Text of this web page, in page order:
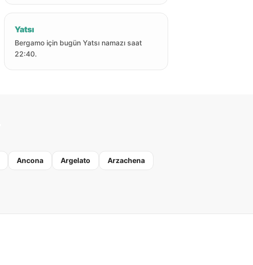
Yatsı
Bergamo için bugün Yatsı namazı saat
22:40.
Ancona Argelato Arzachena